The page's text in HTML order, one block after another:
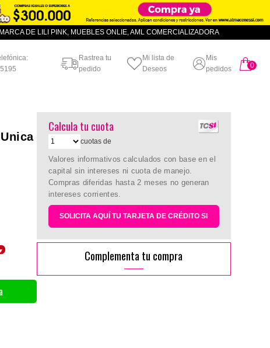
DE LILI PINK, MUEBLES ONLIE, AML COMERCIALIZADORA
Rastrea tu
pedido
Mi lista de
Deseos
Mis
pedidos
0
Calcula tu cuota
cuotas de
Valores informativos calculados con base en el
capital sin intereses ni cuota de manejo.
Compras diferidas hasta 2 meses no generan
intereses corrientes.
SOLICITA AQUÍ TU TARJETA DE CRÉDITO SI
Complementa tu compra